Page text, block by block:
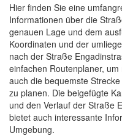
Hier finden Sie eine
Informationen über die
genauen Lage und dem
Koordinaten und der
nach der Straße
einfachen Routenplaner,
auch die bequemste
zu planen. Die beigefügte
und den Verlauf der Straße
bietet auch interessante
Umgebung.